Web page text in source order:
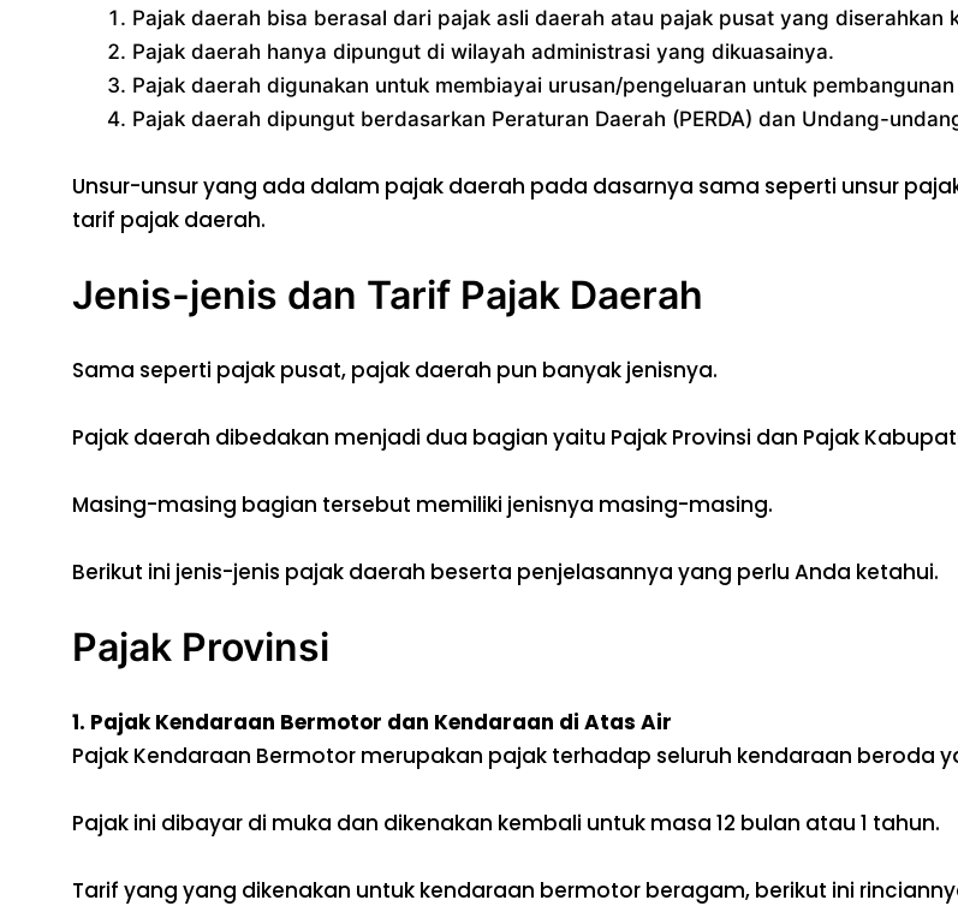
Pajak daerah bisa berasal dari pajak asli daerah atau pajak pusat yang diserahkan
Pajak daerah hanya dipungut di wilayah administrasi yang dikuasainya.
Pajak daerah digunakan untuk membiayai urusan/pengeluaran untuk
Pajak daerah dipungut berdasarkan Peraturan Daerah (PERDA) dan Undang-
Unsur-unsur yang ada dalam pajak daerah pada dasarnya sama seperti unsur
tarif pajak daerah.
Jenis-jenis dan Tarif Pajak Daerah
Sama seperti pajak pusat, pajak daerah pun banyak jenisnya.
Pajak daerah dibedakan menjadi dua bagian yaitu Pajak Provinsi dan Pajak
Masing-masing bagian tersebut memiliki jenisnya masing-masing.
Berikut ini jenis-jenis pajak daerah beserta penjelasannya yang perlu Anda ketahui.
Pajak Provinsi
1. Pajak Kendaraan Bermotor dan Kendaraan di Atas Air
Pajak Kendaraan Bermotor merupakan pajak terhadap seluruh kendaraan beroda
Pajak ini dibayar di muka dan dikenakan kembali untuk masa 12 bulan atau 1 tahun.
Tarif yang yang dikenakan untuk kendaraan bermotor beragam, berikut ini